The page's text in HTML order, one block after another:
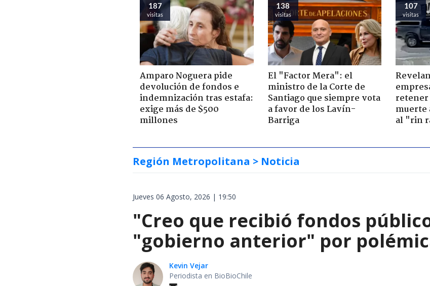
187
visitas
Amparo Noguera pide
devolución de fondos e
indemnización tras estafa:
exige más de $500
millones
138
visitas
El "Factor Mera": el
ministro de la Corte de
Santiago que siempre vota
a favor de los Lavín-
Barriga
107
visitas
retener
muerte
al "rin
Región Metropolitana > Noticia
Jueves 06 Agosto, 2026 | 19:50
"Creo que recibió fondos
"gobierno anterior" por
Kevin Vejar
Periodista en BioBioChile